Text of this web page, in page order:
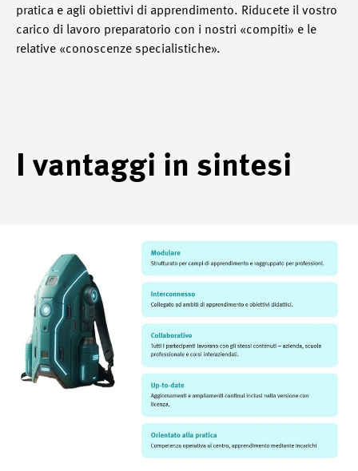
pratica e agli obiettivi di apprendimento. Riducete il vostro
carico di lavoro preparatorio con i nostri «compiti» e le
relative «conoscenze specialistiche».
I vantaggi in sintesi